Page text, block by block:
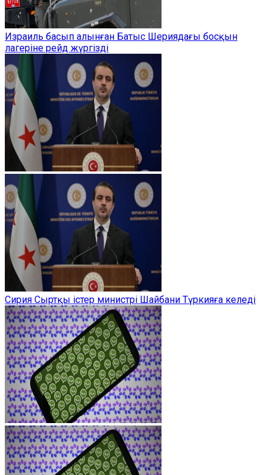
Израиль басып алынған Батыс Шериядағы босқын
лагеріне рейд жүргізді
Сирия Сыртқы істер министрі Шайбани Түркияға келеді